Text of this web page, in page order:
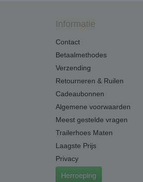
Informatie
Contact
Betaalmethodes
Verzending
Retourneren & Ruilen
Cadeaubonnen
Algemene voorwaarden
Meest gestelde vragen
Trailerhoes Maten
Laagste Prijs
Privacy
Herroeping